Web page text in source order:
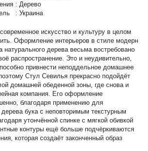
: Дерево
: Украина
искусство и культуру в целом
Оформление интерьеров в стиле модерн
дерева весьма востребовано
распространение. Это и неудивительно,
привнести неподдельное домашнее
Стул Севилья прекрасно подойдёт
домашней обеденной зоны, где снова и
компания. Его оформление
благодаря применению для
дерева бука с неповторимым текстурным
утончённой спинке с мягкой обивкой
контуры ещё больше подчёркиваются
которая создаёт законченный образ